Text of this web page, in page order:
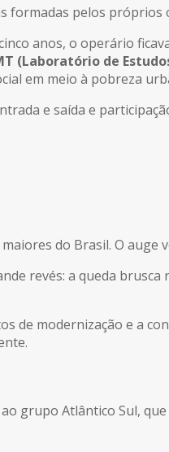
formadas pelos
anos, o operário
(Laboratório de
em meio à pobreza
e saída e
do Brasil. O auge
revés: a queda
de modernização e a
grupo Atlântico Sul,